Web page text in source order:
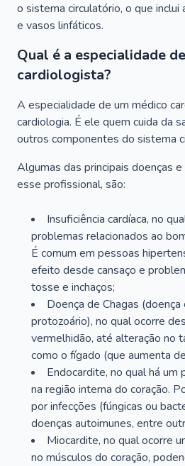
o sistema circulatório, o que inclui
e vasos linfáticos.
Qual é a especialidade
cardiologista?
A especialidade de um médico
cardiologia. É ele quem cuida da
outros componentes do sistema
Algumas das principais doenças
esse profissional, são:
Insuficiência cardíaca, no
problemas relacionados ao
É comum em pessoas
efeito desde cansaço e
tosse e inchaços;
Doença de Chagas (doença
protozoário), no qual ocorre
vermelhidão, até alteração no
como o fígado (que aumenta
Endocardite, no qual há
na região interna do coração.
por infecções (fúngicas ou
doenças autoimunes, entre
Miocardite, no qual ocorre
no músculos do coração,